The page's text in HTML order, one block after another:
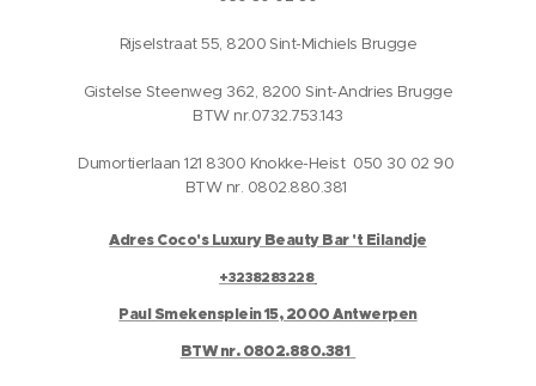
Rijselstraat 55, 8200 Sint-Michiels Brugge
Gistelse Steenweg 362, 8200 Sint-Andries Brugge
BTW nr.0732.753.143
Dumortierlaan 121 8300 Knokke-Heist 050 30 02 90
BTW nr. 0802.880.381
Adres Coco's Luxury Beauty Bar 't Eilandje
+3238283228
Paul Smekensplein 15, 2000 Antwerpen
BTW nr. 0802.880.381